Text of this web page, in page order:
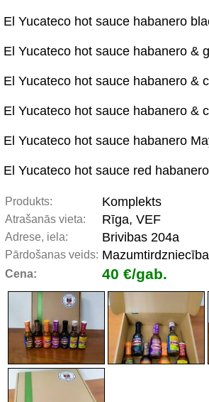
El Yucateco hot sauce habanero
El Yucateco hot sauce habanero &
El Yucateco hot sauce habanero &
El Yucateco hot sauce habanero &
El Yucateco hot sauce habanero
El Yucateco hot sauce red habanero
Produkts: Komplekts
Atrašanās vieta: Rīga, VEF
Adrese, iela: Brivibas 204a
Pārdošanas veids: Mazumtirdzniecība
Cena: 40 €/gab.